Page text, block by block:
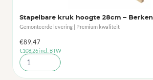
Stapelbare kruk hoogte 28cm – Berken
Gemonteerde levering | Premium kwaliteit
€89,47
€108,26incl. BTW